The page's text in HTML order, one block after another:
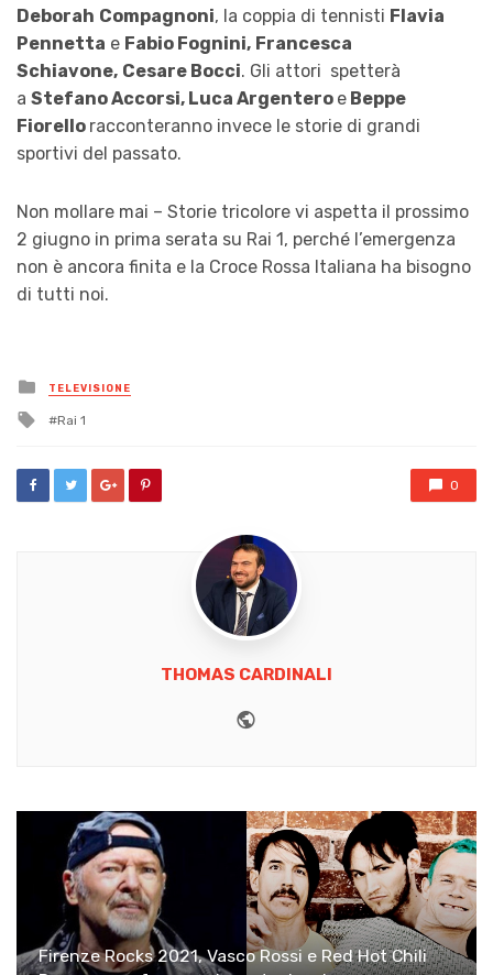
Deborah Compagnoni, la coppia di tennisti Flavia
Pennetta e Fabio Fognini, Francesca
Schiavone, Cesare Bocci. Gli attori spetterà
a Stefano Accorsi, Luca Argentero e Beppe
Fiorello racconteranno invece le storie di grandi
sportivi del passato.
Non mollare mai – Storie tricolore vi aspetta il prossimo
2 giugno in prima serata su Rai 1, perché l’emergenza
non è ancora finita e la Croce Rossa Italiana ha bisogno
di tutti noi.
Posted
in
TELEVISIONE
Tagged
Rai 1
0
THOMAS CARDINALI
Firenze Rocks 2021, Vasco Rossi e Red Hot Chili